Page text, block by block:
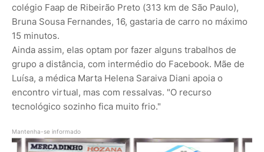
colégio Faap de Ribeirão Preto (313 km de São Paulo),
Bruna Sousa Fernandes, 16, gastaria de carro no máximo
15 minutos.
Ainda assim, elas optam por fazer alguns trabalhos de
grupo a distância, com intermédio do Facebook. Mãe de
Luísa, a médica Marta Helena Saraiva Diani apoia o
encontro virtual, mas com ressalvas. "O recurso
tecnológico sozinho fica muito frio."
Mantenha-se informado